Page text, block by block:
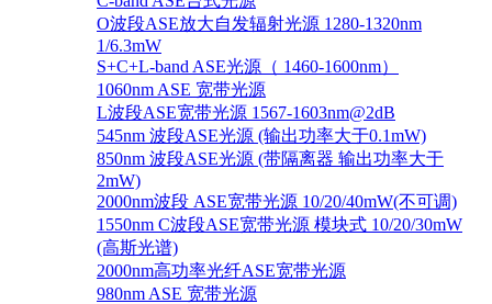
O波段ASE放大自发辐射光源 1280-1320nm
1/6.3mW
S+C+L-band ASE光源（ 1460-1600nm）
1060nm ASE 宽带光源
L波段ASE宽带光源 1567-1603nm@2dB
545nm 波段ASE光源 (输出功率大于0.1mW)
850nm 波段ASE光源 (带隔离器 输出功率大于
2mW)
2000nm波段 ASE宽带光源 10/20/40mW(不可调)
1550nm C波段ASE宽带光源 模块式 10/20/30mW
(高斯光谱)
2000nm高功率光纤ASE宽带光源
980nm ASE 宽带光源